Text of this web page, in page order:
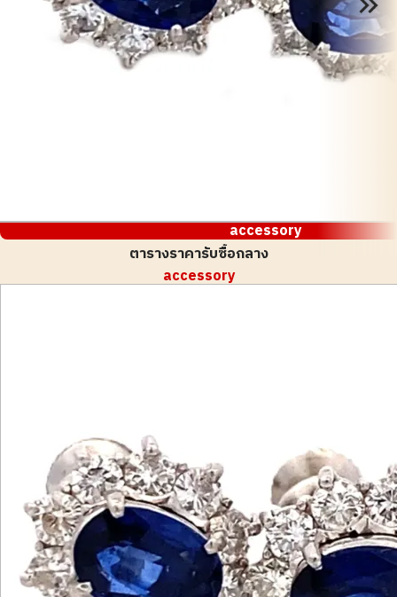
accessory
ตารางราคารับซื้อกลาง
accessory